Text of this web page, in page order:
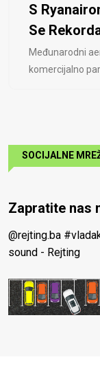
S
Se
Međunarodni
komercijalno
SOCIJALNE
Zapratite nas
@rejting.ba
sound - Rejting